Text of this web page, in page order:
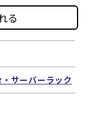
る
サーバーラック